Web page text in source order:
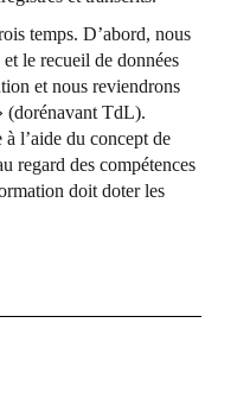
temps. D’abord, nous
le recueil de données
et nous reviendrons
(dorénavant TdL).
l’aide du concept de
regard des compétences
doit doter les